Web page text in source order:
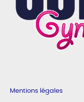
Mentions légales